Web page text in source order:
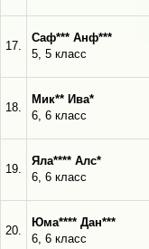
17.
Саф*** Анф***
5, 5 класс
18.
Мик** Ива*
6, 6 класс
19.
Яла**** Алс*
6, 6 класс
20.
Юма**** Дан***
6, 6 класс